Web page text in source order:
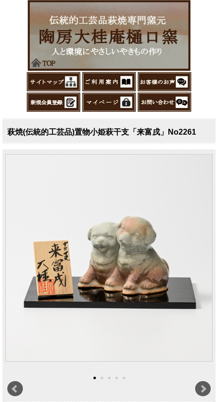
萩焼(伝統的工芸品)置物小姫萩干支「来富戌」No2261